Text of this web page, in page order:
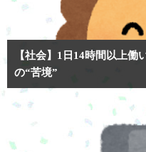
【社会】1日14時間以上働
の“苦境”